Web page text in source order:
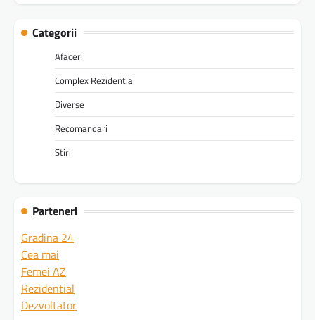
Categorii
Afaceri
Complex Rezidential
Diverse
Recomandari
Stiri
Parteneri
Gradina 24
Cea mai
Femei AZ
Rezidential
Dezvoltator